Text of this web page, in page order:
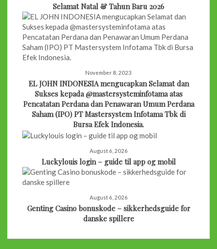
Selamat Natal & Tahun Baru 2026
November 8, 2023
EL JOHN INDONESIA mengucapkan Selamat dan
Sukses kepada @mastersysteminfotama atas
Pencatatan Perdana dan Penawaran Umum Perdana
Saham (IPO) PT Mastersystem Infotama Tbk di
Bursa Efek Indonesia.
August 6, 2026
Luckylouis login – guide til app og mobil
August 6, 2026
Genting Casino bonuskode – sikkerhedsguide for
danske spillere